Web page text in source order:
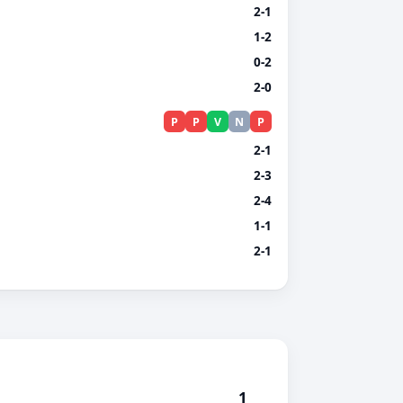
2-1
1-2
0-2
2-0
P P V N P
2-1
2-3
2-4
1-1
2-1
1